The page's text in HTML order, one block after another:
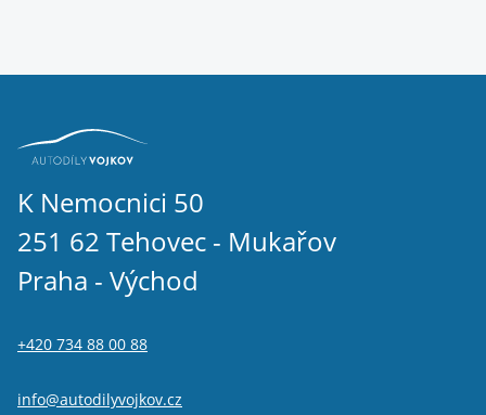
K Nemocnici 50
251 62 Tehovec - Mukařov
Praha - Východ
+420 734 88 00 88
info@autodilyvojkov.cz